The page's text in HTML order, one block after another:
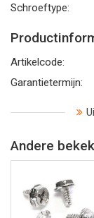
Schroeftype:
Artikelcode:
Garantietermijn:
Andere